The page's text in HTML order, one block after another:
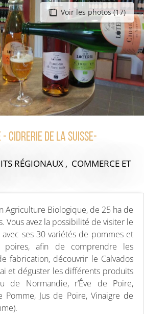
Voir les photos (17)
Cidrerie de la Suisse-
RÉGIONAUX , COMMERCE ET
Agriculture Biologique, de 25 ha de
Vous avez la possibilité de visiter le
ses 30 variétés de pommes et
afin de comprendre les
fabrication, découvrir le Calvados
et déguster les différents produits
de Normandie, r’Êve de Poire,
Pomme, Jus de Poire, Vinaigre de